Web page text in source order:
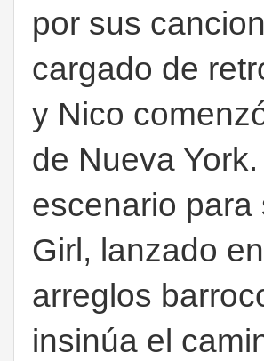
por sus
cargado de
y Nico
de Nueva
escenario para
Girl, lanzado
arreglos
insinúa el